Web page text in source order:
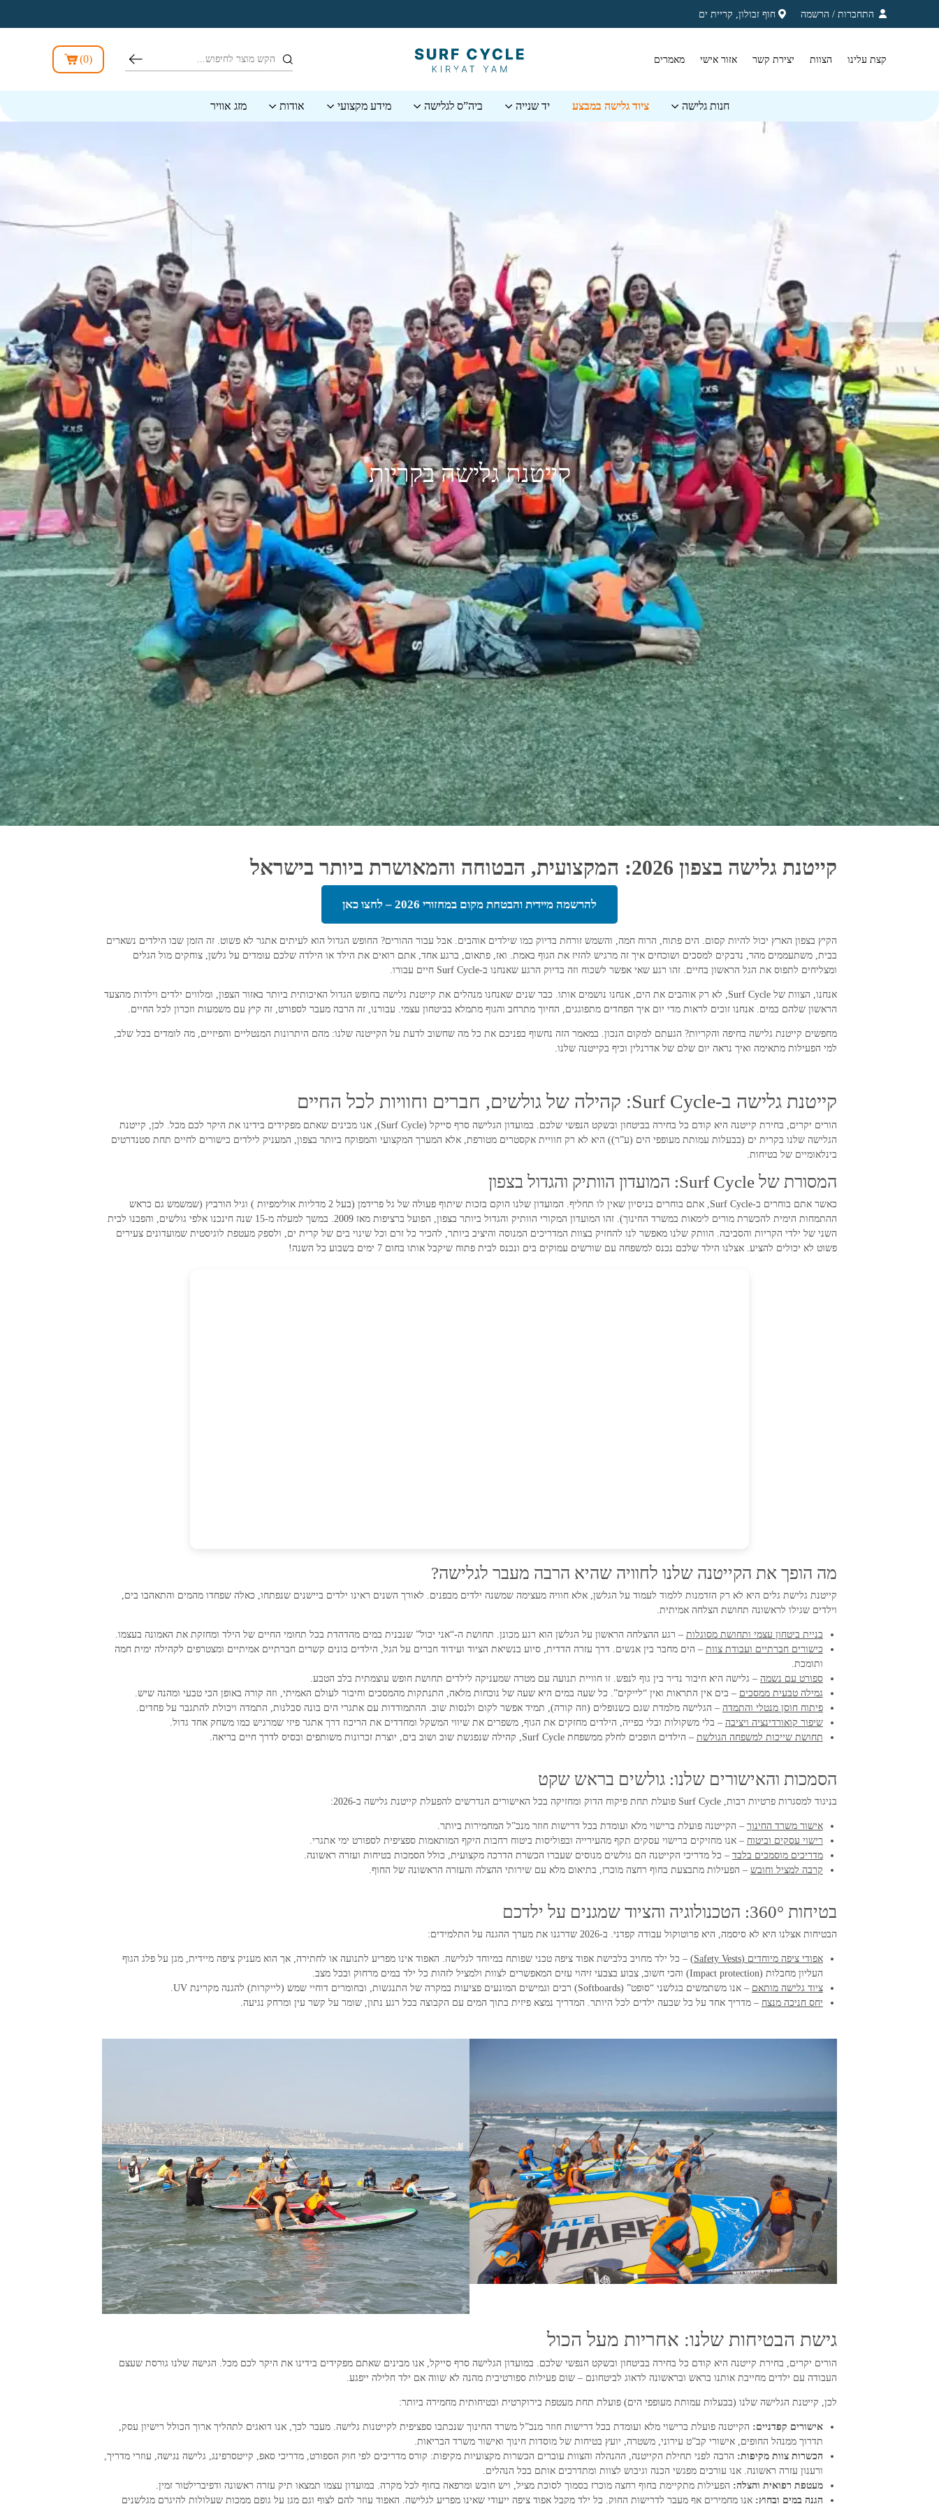
Skip to Content
התחברות / הרשמה חוף זבולון, קריית ים
חיפוש (
0
) קצת עלינו הצוות יצירת קשר אזור אישי מאמרים
חנות גלישה ציוד גלישה במבצע יד שנייה ביה”ס לגלישה מידע מקצועי אודות מזג אוויר
קייטנת גלישה בקריות
קייטנת גלישה בצפון 2026: המקצועית, הבטוחה והמאושרת ביותר בישראל
להרשמה מיידית והבטחת מקום במחזורי 2026 – לחצו כאן
הקיץ בצפון הארץ יכול להיות קסום. הים פתוח, הרוח חמה, והשמש זורחת בדיוק כמו שילדים אוהבים. אבל עבור ההורים? החופש הגדול הוא לעיתים אתגר לא פשוט. זה הזמן שבו הילדים נשארים
בבית, משתעממים מהר, נדבקים למסכים ושוכחים איך זה מרגיש להזיז את הגוף באמת. ואז, פתאום, ברגע אחד, אתם רואים את הילד או הילדה שלכם עומדים על גלשן, צוחקים מול הגלים
ומצליחים לתפוס את הגל הראשון בחיים. זהו רגע שאי אפשר לשכוח וזה בדיוק הרגע שאנחנו ב-Surf Cycle חיים עבורו.
אנחנו, הצוות של Surf Cycle, לא רק אוהבים את הים, אנחנו נושמים אותו. כבר שנים שאנחנו מנהלים את קייטנת גלישה בחופש הגדול האיכותית ביותר באזור הצפון, ומלווים ילדים וילדות מהצעד
הראשון שלהם במים. אנחנו זוכים לראות מדי יום איך הפחדים מתפוגגים, החיוך מתרחב והגוף מתמלא בביטחון עצמי. עבורנו, זה הרבה מעבר לספורט, זה קיץ עם משמעות וזכרון לכל החיים.
מחפשים קייטנת גלישה בחיפה והקריות? הגעתם למקום הנכון. במאמר הזה נחשוף בפניכם את כל מה שחשוב לדעת על הקייטנה שלנו: מהם היתרונות המנטליים והפיזיים, מה לומדים בכל שלב,
למי הפעילות מתאימה ואיך נראה יום שלם של אדרנלין וכיף בקייטנה שלנו.
קייטנת גלישה ב-Surf Cycle: קהילה של גולשים, חברים וחוויות לכל החיים
הורים יקרים, בחירת קייטנה היא קודם כל בחירה בביטחון ובשקט הנפשי שלכם. במועדון הגלישה סרף סייקל (Surf Cycle), אנו מבינים שאתם מפקידים בידינו את היקר לכם מכל. לכן, קייטנת
הגלישה שלנו בקרית ים (בבעלות עמותת מעופפי הים (ע”ר)) היא לא רק חוויית אקסטרים מטורפת, אלא המערך המקצועי והמפוקח ביותר בצפון, המעניק לילדים כישורים לחיים תחת סטנדרטים
בינלאומיים של בטיחות.
המסורת של Surf Cycle: המועדון הוותיק והגדול בצפון
כאשר אתם בוחרים ב-Surf Cycle, אתם בוחרים בניסיון שאין לו תחליף. המועדון שלנו הוקם בזכות שיתוף פעולה של גל פרידמן (בעל 2 מדליות אולימפיות ) וגיל הורביץ (שמשמש גם כראש
ההתמחות הימית להכשרת מורים לימאות במשרד החינוך). זהו המועדון המקורי הוותיק והגדול ביותר בצפון, הפועל ברציפות מאז 2009. במשך למעלה מ-15 שנה חינכנו אלפי גולשים, והפכנו לבית
השני של ילדי הקריות והסביבה. הוותק שלנו מאפשר לנו להחזיק בצוות המדריכים המנוסה והיציב ביותר, להכיר כל זרם וכל שינוי בים של קרית ים, ולספק מעטפת לוגיסטית שמועדונים צעירים
פשוט לא יכולים להציע. אצלנו הילד שלכם נכנס למשפחה עם שורשים עמוקים בים ונכנס לבית פתוח שיקבל אותו בחום 7 ימים בשבוע כל השנה!
מה הופך את הקייטנה שלנו לחוויה שהיא הרבה מעבר לגלישה?
קייטנת גלישת גלים היא לא רק הזדמנות ללמוד לעמוד על הגלשן, אלא חוויה מעצימה שמשנה ילדים מבפנים. לאורך השנים ראינו ילדים ביישנים שנפתחו, כאלה שפחדו מהמים והתאהבו בים,
וילדים שגילו לראשונה תחושת הצלחה אמיתית.
בניית ביטחון עצמי ותחושת מסוגלות – רגע ההצלחה הראשון על הגלשן הוא רגע מכונן. תחושת ה-“אני יכול” שנבנית במים מהדהדת בכל תחומי החיים של הילד ומחזקת את האמונה בעצמו.
כישורים חברתיים ועבודת צוות – הים מחבר בין אנשים. דרך עזרה הדדית, סיוע בנשיאת הציוד ועידוד חברים על הגל, הילדים בונים קשרים חברתיים אמיתיים ומצטרפים לקהילה ימית חמה
ותומכת.
ספורט עם נשמה – גלישה היא חיבור נדיר בין גוף לנפש. זו חוויית תנועה עם מטרה שמעניקה לילדים תחושת חופש עוצמתית בלב הטבע.
גמילה טבעית ממסכים – בים אין התראות ואין “לייקים”. כל שעה במים היא שעה של נוכחות מלאה, התנתקות מהמסכים וחיבור לעולם האמיתי, וזה קורה באופן הכי טבעי ומהנה שיש.
פיתוח חוסן מנטלי והתמדה – הגלישה מלמדת שגם כשנופלים (וזה קורה), תמיד אפשר לקום ולנסות שוב. ההתמודדות עם אתגרי הים בונה סבלנות, התמדה ויכולת להתגבר על פחדים.
שיפור קואורדינציה ויציבה – בלי משקולות ובלי כפייה, הילדים מחזקים את הגוף, משפרים את שיווי המשקל ומחדדים את הריכוז דרך אתגר פיזי שמרגיש כמו משחק אחד גדול.
תחושת שייכות למשפחה הגולשת – הילדים הופכים לחלק ממשפחת Surf Cycle, קהילה שנפגשת שוב ושוב בים, יוצרת זכרונות משותפים ובסיס לדרך חיים בריאה.
הסמכות והאישורים שלנו: גולשים בראש שקט
בניגוד למסגרות פרטיות רבות, Surf Cycle פועלת תחת פיקוח הדוק ומחזיקה בכל האישורים הנדרשים להפעלת קייטנת גלישה ב-2026:
אישור משרד החינוך – הקייטנה פועלת ברישוי מלא ועומדת בכל דרישות חוזר מנכ”ל המחמירות ביותר.
רישוי עסקים וביטוח – אנו מחזיקים ברישוי עסקים תקף מהעירייה ובפוליסות ביטוח רחבות היקף המותאמות ספציפית לספורט ימי אתגרי.
מדריכים מוסמכים בלבד – כל מדריכי הקייטנה הם גולשים מנוסים שעברו הכשרת הדרכה מקצועית, כולל הסמכות בטיחות ועזרה ראשונה.
קרבה למציל וחובש – הפעילות מתבצעת בחוף רחצה מוכרז, בתיאום מלא עם שירותי ההצלה והעזרה הראשונה של החוף.
בטיחות 360°: הטכנולוגיה והציוד שמגנים על ילדכם
הבטיחות אצלנו היא לא סיסמה, היא פרוטוקול עבודה קפדני. ב-2026 שדרגנו את מערך ההגנה על התלמידים:
אפודי ציפה מיוחדים (Safety Vests) – כל ילד מחויב בלבישת אפוד ציפה טכני שפותח במיוחד לגלישה. האפוד אינו מפריע לתנועה או לחתירה, אך הוא מעניק ציפה מיידית, מגן על פלג הגוף
העליון מחבלות (Impact protection) והכי חשוב, צבוע בצבעי זיהוי עזים המאפשרים לצוות ולמציל לזהות כל ילד במים מרחוק ובכל מצב.
ציוד גלישה מותאם – אנו משתמשים בגלשני “סופט” (Softboards) רכים וגמישים המונעים פציעות במקרה של התנגשות, ובחומרים דוחיי שמש (לייקרות) להגנה מקרינת UV.
יחס חניכה מנצח – מדריך אחד על כל שבעה ילדים לכל היותר. המדריך נמצא פיזית בתוך המים עם הקבוצה בכל רגע נתון, שומר על קשר עין ומרחק נגיעה.
גישת הבטיחות שלנו: אחריות מעל הכול
הורים יקרים, בחירת קייטנה היא קודם כל בחירה בביטחון ובשקט הנפשי שלכם. במועדון הגלישה סרף סייקל, אנו מבינים שאתם מפקידים בידינו את היקר לכם מכל. הגישה שלנו גורסת שעצם
העבודה עם ילדים מחייבת אותנו בראש ובראשונה לדאוג לביטחונם – שום פעילות ספורטיבית מהנה לא שווה אם ילד חלילה ייפגע.
לכן, קייטנת הגלישה שלנו (בבעלות עמותת מעופפי הים) פועלת תחת מעטפת בירוקרטית ובטיחותית מחמירה ביותר:
אישורים קפדניים: הקייטנה פועלת ברישוי מלא ועומדת בכל דרישות חוזר מנכ”ל משרד החינוך שנכתבו ספציפית לקייטנות גלישה. מעבר לכך, אנו דואגים לתהליך ארוך הכולל רישיון עסק,
תדרוך ממנהל החופים, אישורי קב”ט עירוני, משטרה, יועץ בטיחות של מוסדות חינוך ואישור משרד הבריאות.
הכשרות צוות מקיפות: הרבה לפני תחילת הקייטנה, ההנהלה והצוות עוברים הכשרות מקצועיות מקיפות: קורס מדריכים לפי חוק הספורט, מדריכי סאפ, קייטסרפינג, גלישה נגישה, עוזרי מדריך,
ורענון עזרה ראשונה. אנו עורכים מפגשי הכנה וגיבוש לצוות ומתדרכים אותם בכל הנהלים.
מעטפת רפואית והצלה: הפעילות מתקיימת בחוף רחצה מוכרז בסמוך לסוכת מציל, ויש חובש ומרפאה בחוף לכל מקרה. במועדון עצמו תמצאו תיק עזרה ראשונה ודפיברילטור זמין.
הגנה במים ובחוץ: אנו מחמירים אף מעבר לדרישות החוק. כל ילד מקבל אפוד ציפה ייעודי שאינו מפריע לגלישה. האפוד עוזר להם לצוף וגם מגן על גופם ממכות שעלולות להיגרם מגלשנים